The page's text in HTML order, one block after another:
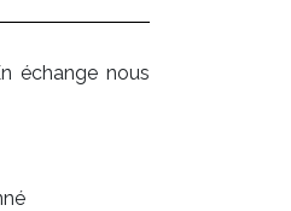
échange nous